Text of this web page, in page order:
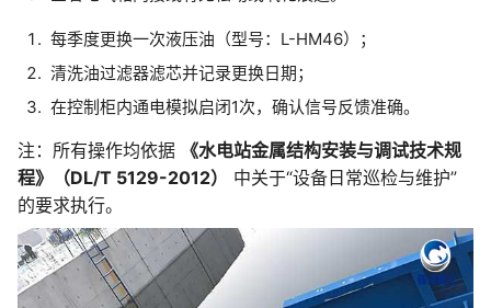
每季度更换一次液压油（型号：L-HM46）；
清洗油过滤器滤芯并记录更换日期；
在控制柜内通电模拟启闭1次，确认信号反馈准确。
注：所有操作均依据
《水电站金属结构安装与调试技术规
程》（DL/T 5129-2012）
中关于“设备日常巡检与维护”
的要求执行。